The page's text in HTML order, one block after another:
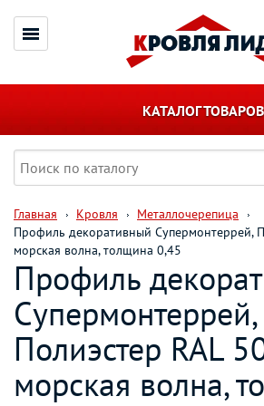
КАТАЛОГ ТОВАРОВ
Главная Кровля
Металлочерепица
Профиль декоративный Супермонтеррей,
морская волна, толщина 0,45
Профиль
Супермонтеррей,
Полиэстер RAL
морская волна,